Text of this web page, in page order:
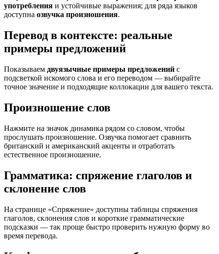
употребления и устойчивые выражения; для ряда языков
доступна озвучка произношения.
Перевод в контексте: реальные
примеры предложений
Показываем двуязычные примеры предложений с
подсветкой искомого слова и его переводом — выбирайте
точное значение и подходящие коллокации для вашего текста.
Произношение слов
Нажмите на значок динамика рядом со словом, чтобы
прослушать произношение. Озвучка помогает сравнить
британский и американский акценты и отработать
естественное произношение.
Грамматика: спряжение глаголов и
склонение слов
На странице «Спряжение» доступны таблицы спряжения
глаголов, склонения слов и короткие грамматические
подсказки — так проще быстро проверить нужную форму во
время перевода.